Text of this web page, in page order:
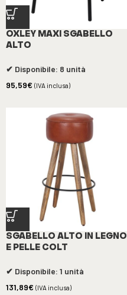
OXLEY MAXI SGABELLO
ALTO
✔ Disponibile: 8 unità
95,59€ (IVA inclusa)
SGABELLO ALTO IN LEGNO
E PELLE COLT
✔ Disponibile: 1 unità
131,89€ (IVA inclusa)